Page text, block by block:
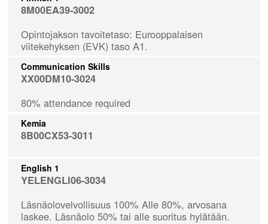
8M00EA39-3002
Opintojakson tavoitetaso: Eurooppalaisen
viitekehyksen (EVK) taso A1.
Communication Skills
XX00DM10-3024
80% attendance required
Kemia
8B00CX53-3011
English 1
YELENGLI06-3034
Läsnäolovelvollisuus 100% Alle 80%, arvosana
laskee. Läsnäolo 50% tai alle suoritus hylätään.